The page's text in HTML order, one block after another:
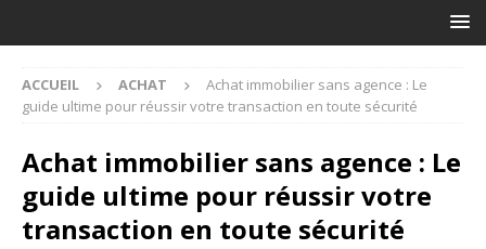
ACCUEIL ACHAT
Achat immobilier sans agence : Le
guide ultime pour réussir votre transaction en toute sécurité
Achat immobilier sans agence : Le
guide ultime pour réussir votre
transaction en toute sécurité